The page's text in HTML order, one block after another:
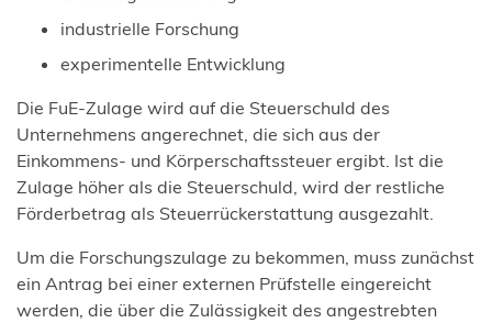
industrielle Forschung
experimentelle Entwicklung
Die FuE-Zulage wird auf die Steuerschuld des
Unternehmens angerechnet, die sich aus der
Einkommens- und Körperschaftssteuer ergibt. Ist die
Zulage höher als die Steuerschuld, wird der restliche
Förderbetrag als Steuerrückerstattung ausgezahlt.
Um die Forschungszulage zu bekommen, muss zunächst
ein Antrag bei einer externen Prüfstelle eingereicht
werden, die über die Zulässigkeit des angestrebten